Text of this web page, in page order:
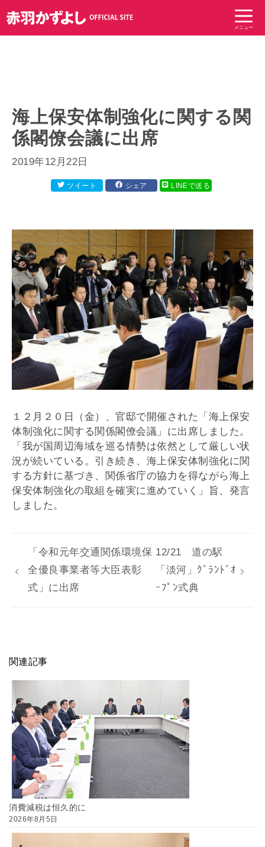
ン
テ
メニュー
海上保安体制強化に関する関
係閣僚会議に出席
2019年12月22日
ツイート シェア LINEで送る
１２月２０日（金）、官邸で開催された「海上保安
体制強化に関する関係閣僚会議」に出席しました。
「我が国周辺海域を巡る情勢は依然として厳しい状
況が続いている。引き続き、海上保安体制強化に関
する方針に基づき、関係省庁の協力を得ながら海上
保安体制強化の取組を確実に進めていく」旨、発言
しました。
「令和元年交通関係環境保
全優良事業者等大臣表彰
式」に出席
12/21 道の駅
「淡河」ｸﾞﾗﾝﾄﾞｵ
ｰﾌﾟﾝ式典
関連記事
消費減税は恒久的に
2026年8月5日